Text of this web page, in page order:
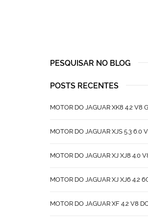
PESQUISAR NO BLOG
POSTS RECENTES
MOTOR DO JAGUAR XK8 4.2 V8
MOTOR DO JAGUAR XJS 5.3 6.0
MOTOR DO JAGUAR XJ XJ8 4.0
MOTOR DO JAGUAR XJ XJ6 4.2
MOTOR DO JAGUAR XF 4.2 V8